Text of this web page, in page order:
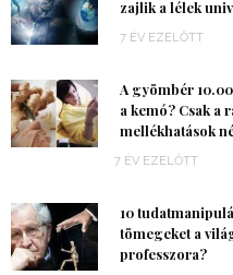
zajlik a lélek
7 ÉV EZELŐTT
A gyömbér
a kemó? Csak a
mellékhatások
7 ÉV EZELŐTT
10
tömegeket a
professzora?